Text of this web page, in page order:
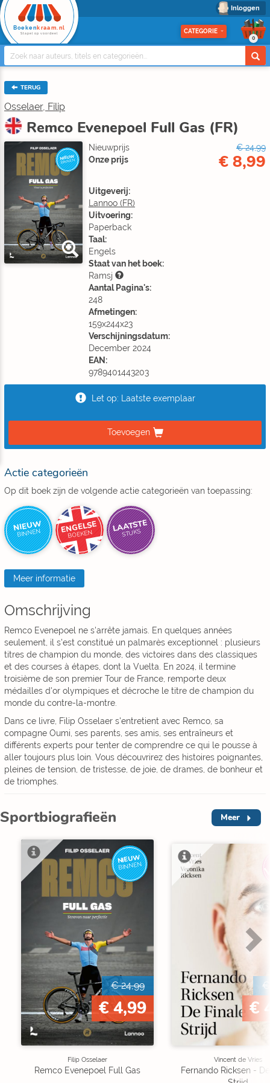
Inloggen
Boeken kraam.nl
Stapel op voordeel CATEGORIE
0
TERUG
Osselaer, Filip
Remco Evenepoel Full Gas (FR)
NIEUW
BINNEN
Nieuwprijs
€ 24,99
Onze prijs
€ 8,99
Uitgeverij:
Lannoo (FR)
Uitvoering:
Paperback
Taal:
Engels
Staat van het boek:
Ramsj
Aantal Pagina's:
248
Afmetingen:
159x244x23
Verschijningsdatum:
December 2024
EAN:
9789401443203
Let op: Laatste exemplaar
Toevoegen
Actie categorieën
Op dit boek zijn de volgende actie categorieën van toepassing:
NIEUW
BINNEN ENGELSE
BOEKEN LAATSTE
STUKS
Meer informatie
Omschrijving
Remco Evenepoel ne s'arrête jamais. En quelques années
seulement, il s'est constitué un palmarès exceptionnel : plusieurs
titres de champion du monde, des victoires dans des classiques
et des courses à étapes, dont la Vuelta. En 2024, il termine
troisième de son premier Tour de France, remporte deux
médailles d'or olympiques et décroche le titre de champion du
monde du contre-la-montre.
Dans ce livre, Filip Osselaer s'entretient avec Remco, sa
compagne Oumi, ses parents, ses amis, ses entraîneurs et
différents experts pour tenter de comprendre ce qui le pousse à
aller toujours plus loin. Vous découvrirez des histoires poignantes,
pleines de tension, de tristesse, de joie, de drames, de bonheur et
de triomphes.
Sportbiografieën Meer
NIEUW
BINNEN
€ 24,99
€ 4,99
Filip Osselaer
Remco Evenepoel Full Gas
€
€
Vincent de Vries
Fernando Ricksen -